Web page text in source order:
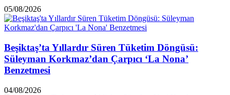
05/08/2026
Beşiktaş’ta Yıllardır Süren Tüketim Döngüsü:
Süleyman Korkmaz’dan Çarpıcı ‘La Nona’
Benzetmesi
04/08/2026